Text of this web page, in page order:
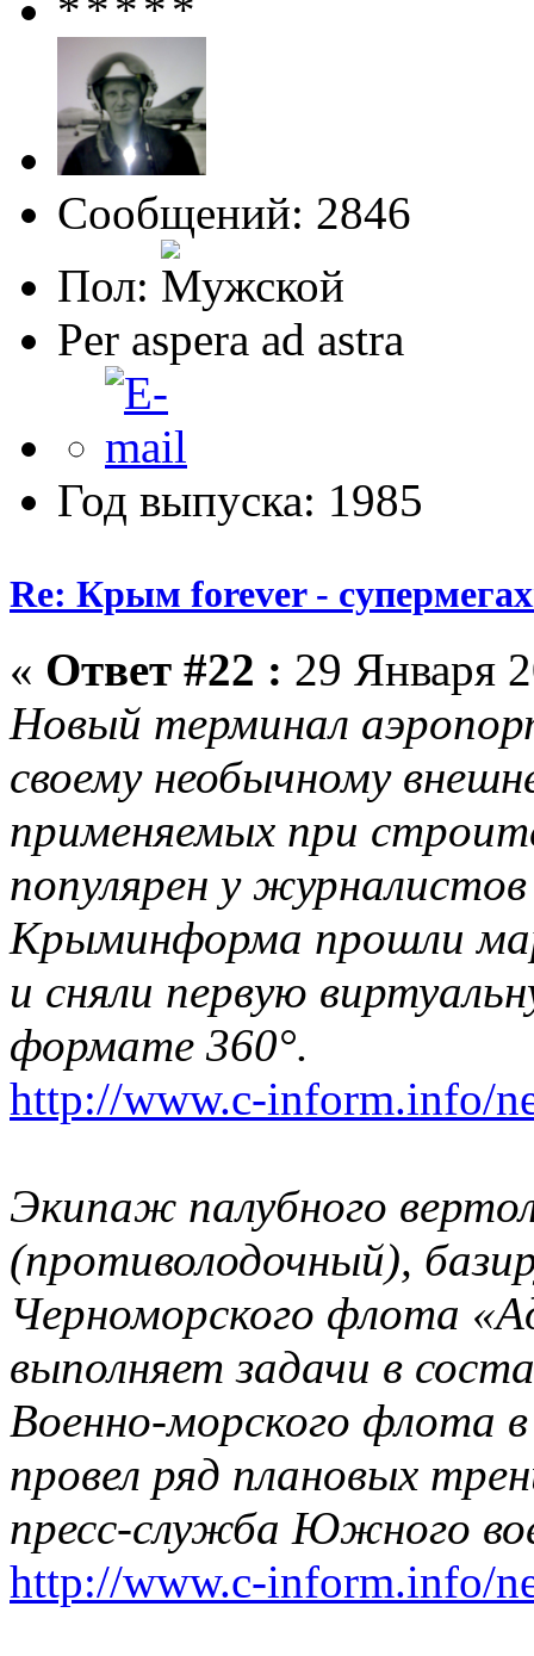
Сообщений: 2846
Пол:
Per aspera ad astra
Год выпуска: 1985
Re: Крым forever -
« Ответ #22 : 29 Января
Новый терминал
своему необычному
применяемых при
популярен у
Крыминформа прошли
и сняли первую
формате 360°.
http://www.c-inform.info/
Экипаж палубного
(противолодочный),
Черноморского флота
выполняет задачи в
Военно-морского флота
провел ряд плановых
пресс-служба Южного
http://www.c-inform.info/